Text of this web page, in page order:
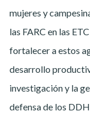
mujeres y
las FARC en las
fortalecer a estos
desarrollo
investigación y la
defensa de los